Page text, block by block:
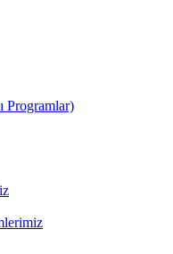
Programlar)